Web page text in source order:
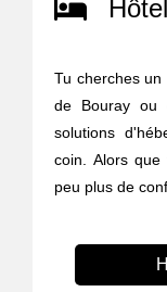
Tu cherches
de Bouray ou
solutions
coin. Alors
peu plus de